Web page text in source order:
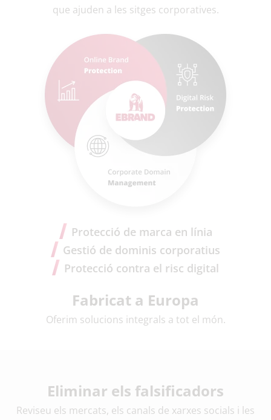
que ajuden a les sitges corporatives.
Protecció de marca en línia
Gestió de dominis corporatius
Protecció contra el risc digital
Fabricat a Europa
Oferim solucions integrals a tot el món.
Eliminar els falsificadors
Reviseu els mercats, els canals de xarxes socials i les